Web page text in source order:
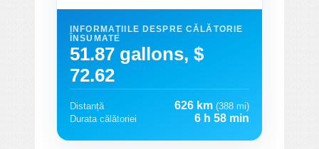
INFORMAȚIILE DESPRE CĂLĂTORIE
ÎNSUMATE
51.87 gallons, $
72.62
Distanță 626 km (388 mi)
Durata călătoriei
6 h 58 min